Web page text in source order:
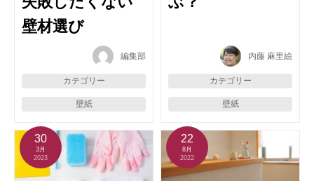
壁材選び
編集部
カテゴリー
壁紙
内藤 麻里絵
カテゴリー
壁紙
30
3月
2023
22
8月
2022